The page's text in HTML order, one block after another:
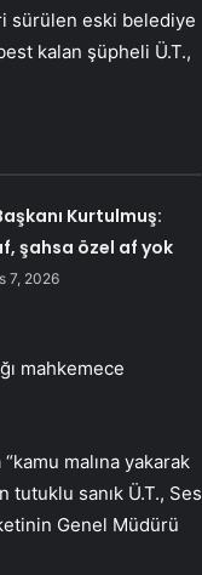
sürülen eski belediye
kalan şüpheli Ü.T.,
Kurtulmuş:
şahsa özel af yok
7, 2026
mahkemece
malına yakarak
tutuklu sanık Ü.T., Ses
Genel Müdürü